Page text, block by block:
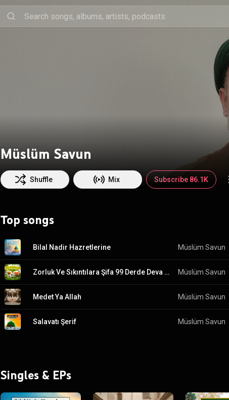
Müslüm Savun
Shuffle Mix Subscribe 86.1K
Top songs
Bilal Nadir Hazretlerine Müslüm Savun
Zorluk Ve Sıkıntılara Şifa 99 Derde Deva Dua Müslüm Savun
Medet Ya Allah Müslüm Savun
Salavatı Şerif Müslüm Savun
Singles & EPs